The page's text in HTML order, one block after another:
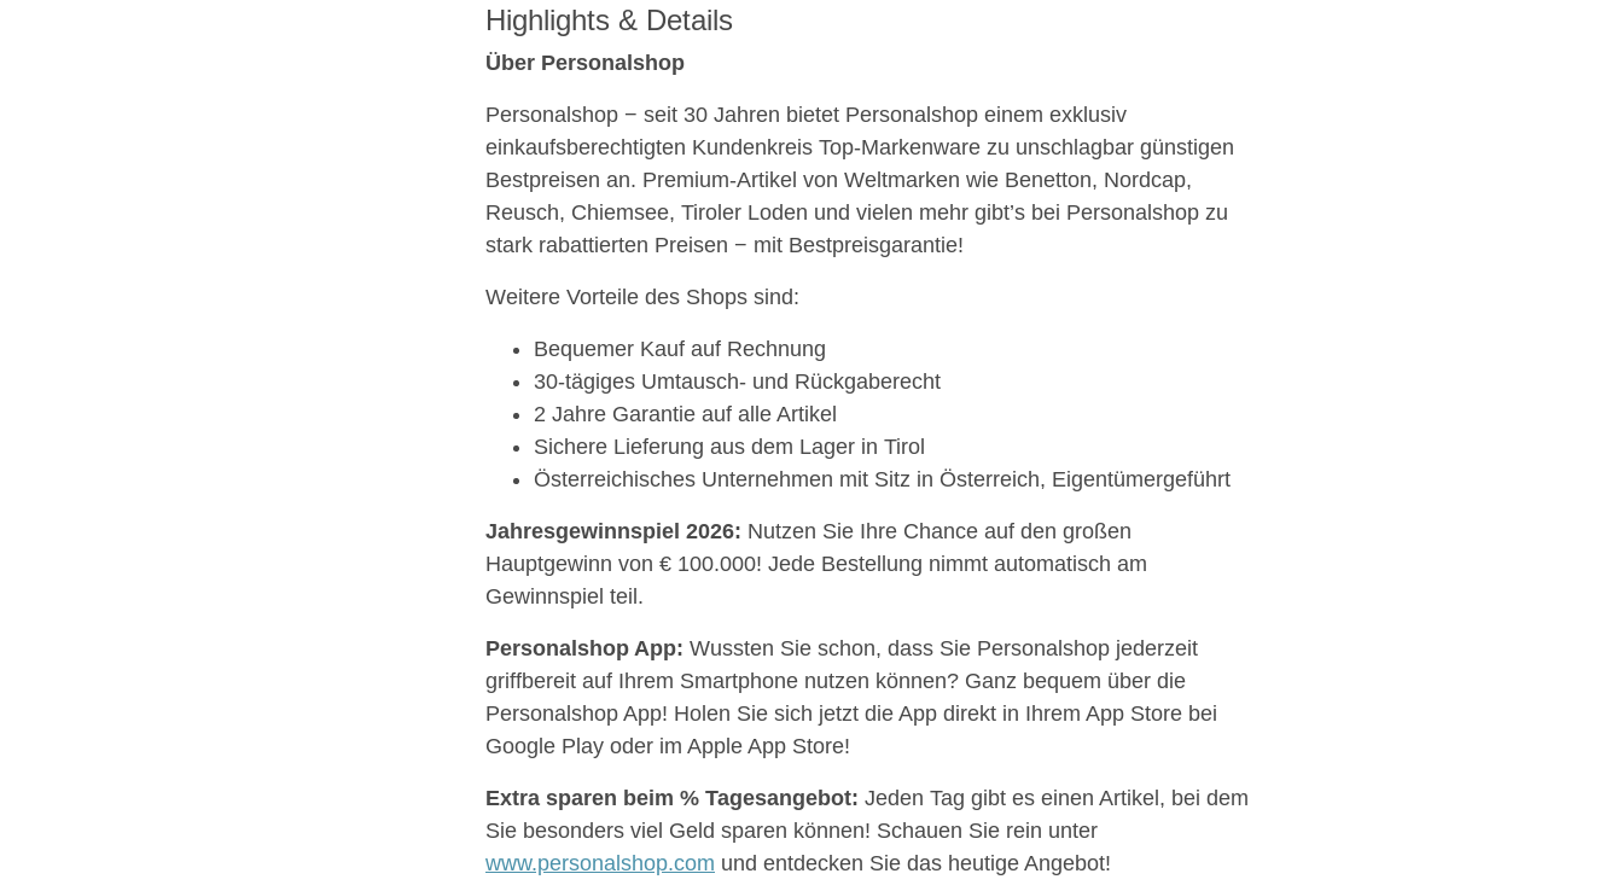
Highlights & Details
Über Personalshop
Personalshop − seit 30 Jahren bietet Personalshop einem exklusiv
einkaufsberechtigten Kundenkreis Top-Markenware zu unschlagbar günstigen
Bestpreisen an. Premium-Artikel von Weltmarken wie Benetton, Nordcap,
Reusch, Chiemsee, Tiroler Loden und vielen mehr gibt’s bei Personalshop zu
stark rabattierten Preisen − mit Bestpreisgarantie!
Weitere Vorteile des Shops sind:
Bequemer Kauf auf Rechnung
30-tägiges Umtausch- und Rückgaberecht
2 Jahre Garantie auf alle Artikel
Sichere Lieferung aus dem Lager in Tirol
Österreichisches Unternehmen mit Sitz in Österreich, Eigentümergeführt
Jahresgewinnspiel 2026: Nutzen Sie Ihre Chance auf den großen
Hauptgewinn von € 100.000! Jede Bestellung nimmt automatisch am
Gewinnspiel teil.
Personalshop App: Wussten Sie schon, dass Sie Personalshop jederzeit
griffbereit auf Ihrem Smartphone nutzen können? Ganz bequem über die
Personalshop App! Holen Sie sich jetzt die App direkt in Ihrem App Store bei
Google Play oder im Apple App Store!
Extra sparen beim % Tagesangebot: Jeden Tag gibt es einen Artikel, bei dem
Sie besonders viel Geld sparen können! Schauen Sie rein unter
www.personalshop.com und entdecken Sie das heutige Angebot!